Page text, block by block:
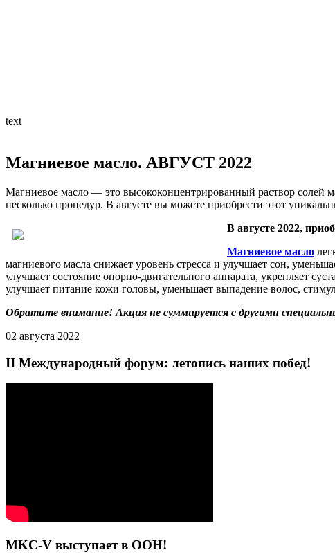
text
Магниевое масло. АВГУСТ 2022
Магниевое масло — это высококонцентрированный раствор солей
несколько процедур. В августе вы можете приобрести этот
В августе 2022,
Магниевое масло
магниевого масла снижает уровень стресса и улучшает сон,
улучшает состояние опорно-двигательного аппарата, укрепляет
улучшает питание кожи головы, уменьшает выпадение волос,
Обратите внимание! Акция не суммируется с другими
02 августа 2022
II Международный форум: летопись наших побед!
MKC-V выступает в ООН!